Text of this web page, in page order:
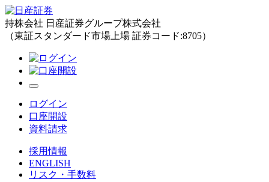
持株会社 日産証券グループ株式会社
（東証スタンダード市場上場 証券コード:8705）
ログイン
口座開設
資料請求
採用情報
ENGLISH
リスク・手数料